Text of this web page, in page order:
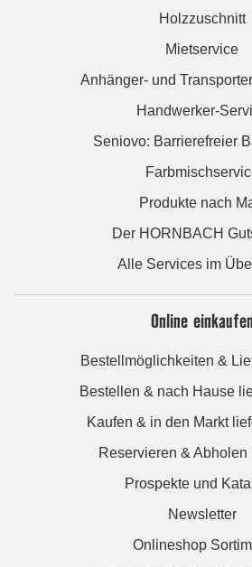
Holzzuschnitt
Mietservice
Anhänger- und
Handwerker-
Seniovo: Barrierefreier
Produkte nach
Der HORNBACH
Alle Services im
Online
Bestellmöglichkeiten &
Bestellen & nach Hause
Kaufen & in den Markt
Reservieren & Abholen
Prospekte und
Newsletter
Onlineshop